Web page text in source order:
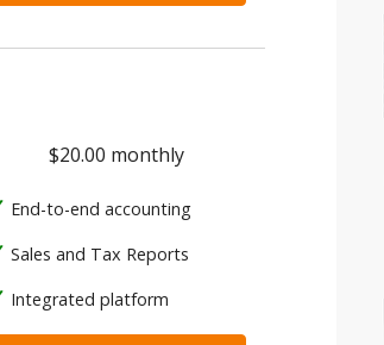
$20.00 monthly
End-to-end accounting
Sales and Tax Reports
Integrated platform